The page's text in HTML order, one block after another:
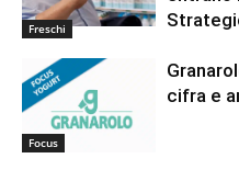
Freschi
Focus
cifra e